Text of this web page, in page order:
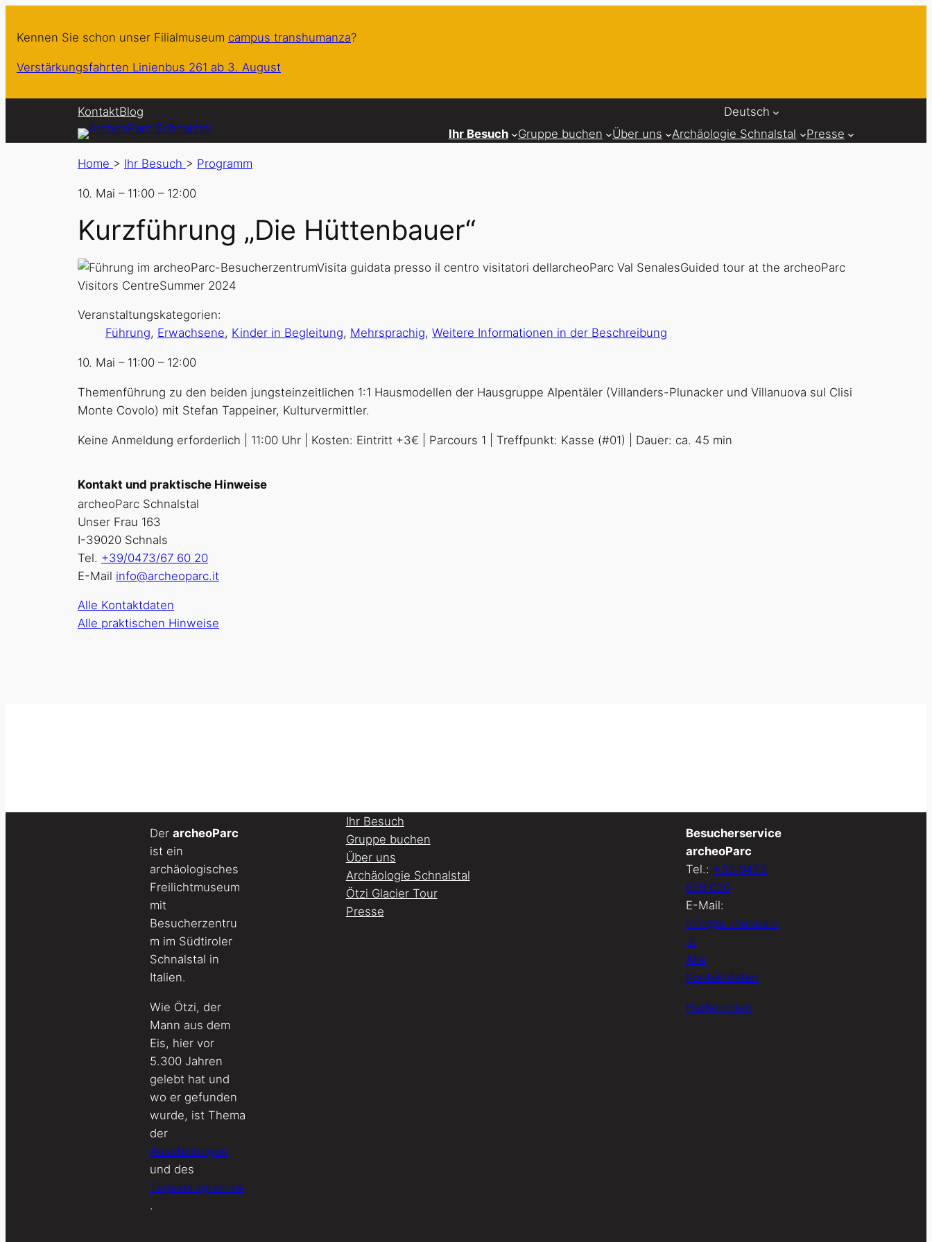
Kennen Sie schon unser Filialmuseum campus transhumanza?
Verstärkungsfahrten Linienbus 261 ab 3. August
KontaktBlog
Deutsch
Ihr Besuch
Gruppe buchen Über uns Archäologie Schnalstal Presse
Home > Ihr Besuch > Programm
10. Mai – 11:00 – 12:00
Kurzführung „Die Hüttenbauer“
Veranstaltungskategorien:
Führung, Erwachsene, Kinder in Begleitung, Mehrsprachig, Weitere Informationen in der Beschreibung
10. Mai – 11:00 – 12:00
Themenführung zu den beiden jungsteinzeitlichen 1:1 Hausmodellen der Hausgruppe Alpentäler (Villanders-Plunacker und Villanuova sul Clisi
Monte Covolo) mit Stefan Tappeiner, Kulturvermittler.
Keine Anmeldung erforderlich | 11:00 Uhr | Kosten: Eintritt +3€ | Parcours 1 | Treffpunkt: Kasse (#01) | Dauer: ca. 45 min
Kontakt und praktische Hinweise
archeoParc Schnalstal
Unser Frau 163
I-39020 Schnals
Tel. +39/0473/67 60 20
E-Mail info@archeoparc.it
Alle Kontaktdaten
Alle praktischen Hinweise
Der archeoParc
ist ein
archäologisches
Freilichtmuseum
mit
Besucherzentru
m im Südtiroler
Schnalstal in
Italien.
Wie Ötzi, der
Mann aus dem
Eis, hier vor
5.300 Jahren
gelebt hat und
wo er gefunden
wurde, ist Thema
der
Ausstellungen
und des
Tagesprogramms
.
Ihr Besuch
Gruppe buchen
Über uns
Archäologie Schnalstal
Ötzi Glacier Tour
Presse
Besucherservice
archeoParc
Tel.: +39 0473
676 020
E-Mail:
info@archeoparc
.it
Alle
Kontaktdaten
Herkommen